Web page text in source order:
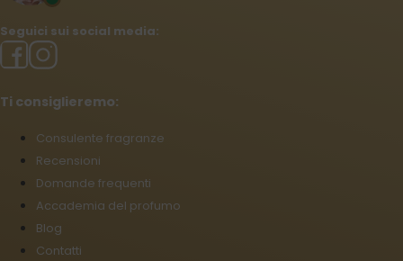
Seguici sui social media:
Ti consiglieremo:
Consulente fragranze
Recensioni
Domande frequenti
Accademia del profumo
Blog
Contatti